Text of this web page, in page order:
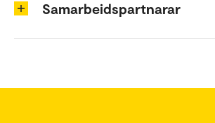
Samarbeidspartnarar